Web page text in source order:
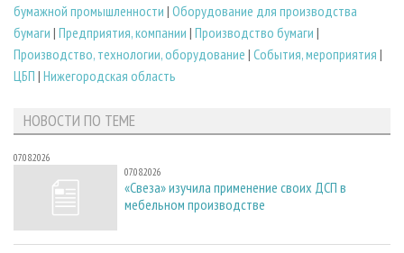
бумажной промышленности | Оборудование для производства
бумаги | Предприятия, компании | Производство бумаги |
Производство, технологии, оборудование | События, мероприятия |
ЦБП | Нижегородская область
НОВОСТИ ПО ТЕМЕ
07.08.2026
07.08.2026
«Свеза» изучила применение своих ДСП в
мебельном производстве